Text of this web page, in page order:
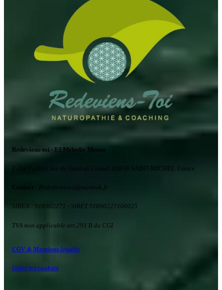
Redeviens-toi - EI Mélodie Menus
2 cité Pasteur, rue du Général Giraud, 02830 SAINT-MICHEL France
Contact : Redeviens-toi @ outlook.fr
SIREN : 918902271 - SIRET 91890227100025
TVA non applicable art.293 B du CGI
CGV & Mentions légales
Gérer les cookies